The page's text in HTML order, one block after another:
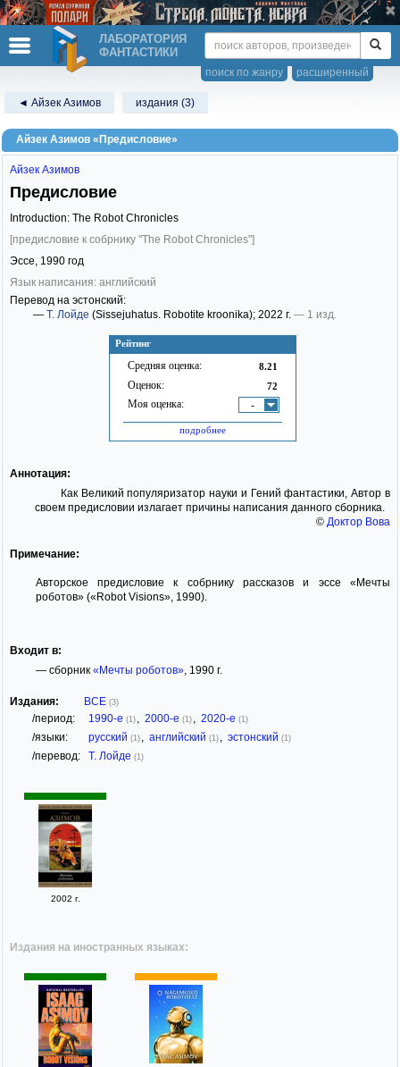
ЛАБОРАТОРИЯ
ФАНТАСТИКИ
расширенный
поиск по жанру
◄ Айзек Азимов издания (3)
Айзек Азимов «Предисловие»
Рейтинг
Средняя оценка: 8.21
Оценок: 72
Моя оценка: -
подробнее
Айзек Азимов
Предисловие
Introduction: The Robot Chronicles
[предисловие к собрнику "The Robot Chronicles"]
Эссе, 1990 год
Язык написания: английский
Перевод на эстонский:
— Т. Лойде (Sissejuhatus. Robotite kroonika); 2022 г. — 1 изд.
Аннотация:
Как Великий популяризатор науки и Гений фантастики, Автор в
своем предисловии излагает причины написания данного сборника.
© Доктор Вова
Примечание:
Авторское предисловие к собрнику рассказов и эссе «Мечты
роботов» («Robot Visions», 1990).
Входит в:
— сборник «Мечты роботов», 1990 г.
Издания: ВСЕ (3)
/период: 1990-е (1) 2000-е (1) 2020-е (1)
/языки: русский (1) английский (1) эстонский (1)
/перевод: Т. Лойде (1)
2002 г.
Издания на иностранных языках: